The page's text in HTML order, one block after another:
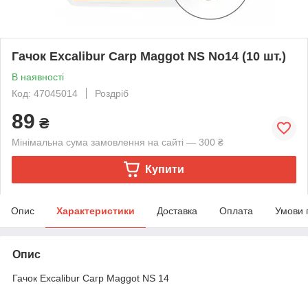
Гачок Excalibur Carp Maggot NS No14 (10 шт.)
В наявності
Код: 47045014
Роздріб
89 ₴
Мінімальна сума замовлення на сайті — 300 ₴
Купити
Опис Характеристики Доставка Оплата Умови
Опис
Гачок Excalibur Сагр Maggot NS 14